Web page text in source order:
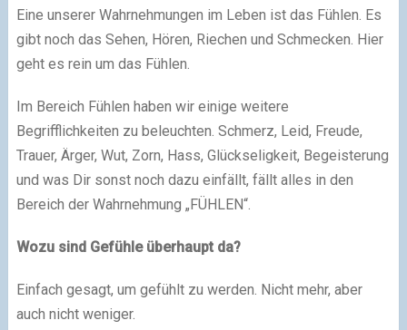
Eine unserer Wahrnehmungen im Leben ist das Fühlen. Es
gibt noch das Sehen, Hören, Riechen und Schmecken. Hier
geht es rein um das Fühlen.
Im Bereich Fühlen haben wir einige weitere
Begrifflichkeiten zu beleuchten. Schmerz, Leid, Freude,
Trauer, Ärger, Wut, Zorn, Hass, Glückseligkeit, Begeisterung
und was Dir sonst noch dazu einfällt, fällt alles in den
Bereich der Wahrnehmung „FÜHLEN“.
Wozu sind Gefühle überhaupt da?
Einfach gesagt, um gefühlt zu werden. Nicht mehr, aber
auch nicht weniger.